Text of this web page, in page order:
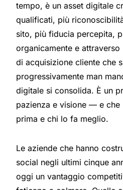
tempo, è un asset digitale
qualificati, più
sito, più fiducia percepita,
organicamente e
di acquisizione cliente che
progressivamente man
digitale si consolida. È un
pazienza e visione — e che
prima e chi lo fa meglio.
Le aziende che hanno
social negli ultimi cinque
oggi un vantaggio